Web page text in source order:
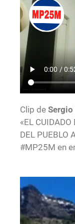
Clip de Sergio
«EL CUIDADO
DEL PUEBLO
#MP25M en